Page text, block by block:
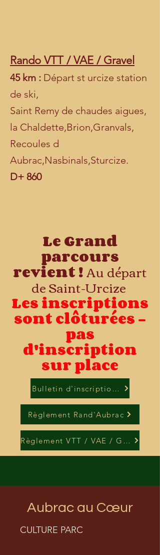
Rando VTT / VAE / Gravel
45 km : Départ st urcize station
de ski,
Saint Remy de chaudes aigues,
la Chaldette,Brion,Granvals,
Recoules d
Aubrac,Nasbinals,Sturcize.
D+ 860
Le Grand
parcours
revient !Audépart
de Saint-Urcize
Les inscriptions
sont clôturées -
pas
d'inscription
sur place
Bulletin d'inscription VTT/VAE/
Règlement Rand'Aubrac
Règlement VTT / VAE / Gravel
Aubrac au Cœur
CULTURE PARC